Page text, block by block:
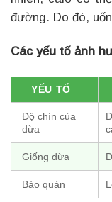
đường. Do đó,
Các yếu tố ảnh
YẾU TỐ
Độ chín của
dừa
Giống dừa
Bảo quản